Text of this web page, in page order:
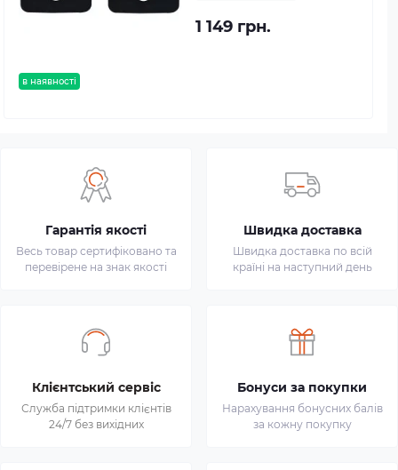
в наявності
1 149 грн.
Гарантія якості
Весь товар сертифіковано та
перевірене на знак якості
Швидка доставка
Швидка доставка по всій
країні на наступний день
Клієнтський сервіс
Служба підтримки клієнтів
24/7 без вихідних
Бонуси за покупки
Нарахування бонусних балів
за кожну покупку